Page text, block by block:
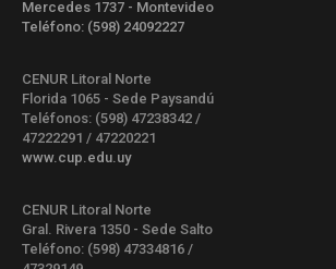
Mercedes 1737 - Montevideo
Teléfono: (598) 24092227
CENUR Litoral Norte
Florida 1065 - Sede Paysandú
Teléfonos: (598) 47238342 /
47222291 / 47220221
www.cup.edu.uy
CENUR Litoral Norte
Gral. Rivera 1350 - Sede Salto
Teléfono: (598) 47334816 /